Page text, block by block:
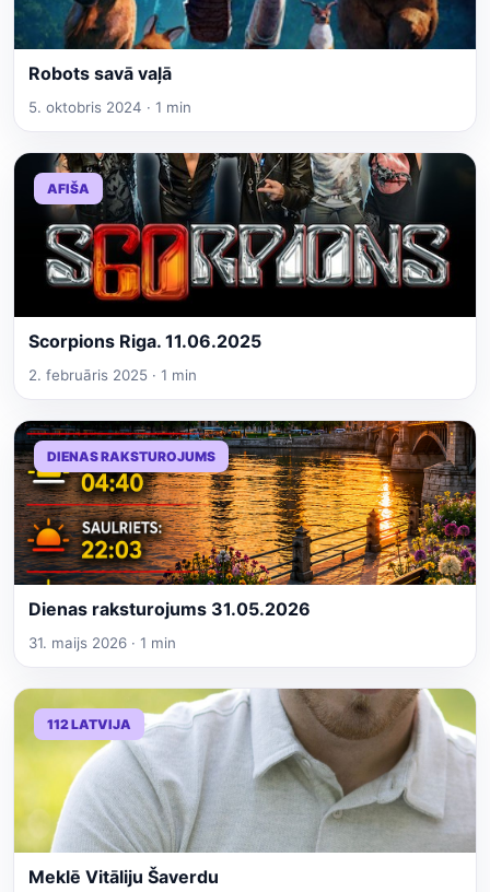
Robots savā vaļā
5. oktobris 2024 · 1 min
AFIŠA
Scorpions Riga. 11.06.2025
2. februāris 2025 · 1 min
DIENAS RAKSTUROJUMS
Dienas raksturojums 31.05.2026
31. maijs 2026 · 1 min
112 LATVIJA
Meklē Vitāliju Šaverdu